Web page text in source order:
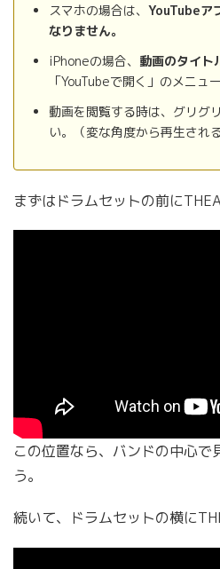
スマホの場合は、YouTubeア
なりません。
iPhoneの場合、 動画のタイト
「YouTubeで開く」のメニュ
動画を閲覧する時は、グリグ
い。（変な角度から再生され
まずはドラムセットの前に
この位置なら、バンドの中心で
う。
続いて、ドラムセットの横に